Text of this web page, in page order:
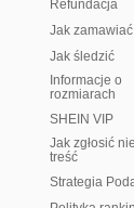
Refundacja
Jak zamawiać
Jak śledzić
Informacje o
rozmiarach
SHEIN VIP
Jak zgłosić
treść
Strategia